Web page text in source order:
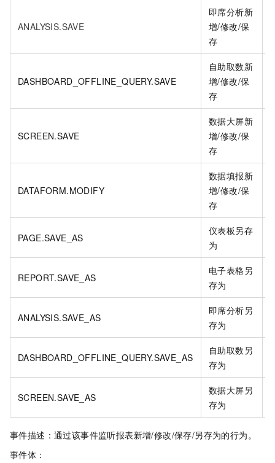
ANALYSIS.SAVE
即席分析新
增/修改/保
存
DASHBOARD_OFFLINE_QUERY.SAVE
自助取数新
增/修改/保
存
SCREEN.SAVE
数据大屏新
增/修改/保
存
DATAFORM.MODIFY
数据填报新
增/修改/保
存
PAGE.SAVE_AS
仪表板另存
为
REPORT.SAVE_AS
电子表格另
存为
ANALYSIS.SAVE_AS
即席分析另
存为
DASHBOARD_OFFLINE_QUERY.SAVE_AS
自助取数另
存为
SCREEN.SAVE_AS
数据大屏另
存为
事件描述：通过该事件监听报表新增/修改/保存/另存为的行为。
事件体：